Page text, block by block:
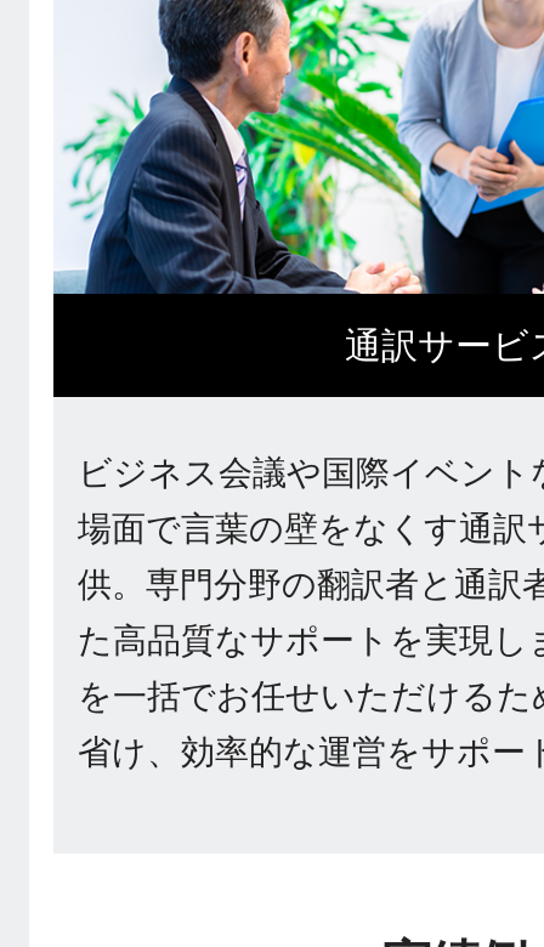
通訳サービ
ビジネス会議や国際イベン
場面で言葉の壁をなくす通訳
供。専門分野の翻訳者と通訳
た高品質なサポートを実現し
を一括でお任せいただける
省け、効率的な運営をサポー